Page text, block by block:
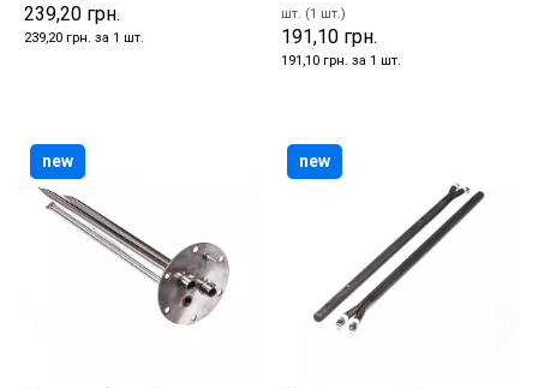
239,20 грн.
239,20 грн. за 1 шт.
шт. (1 шт.)
191,10 грн.
191,10 грн. за 1 шт.
new new